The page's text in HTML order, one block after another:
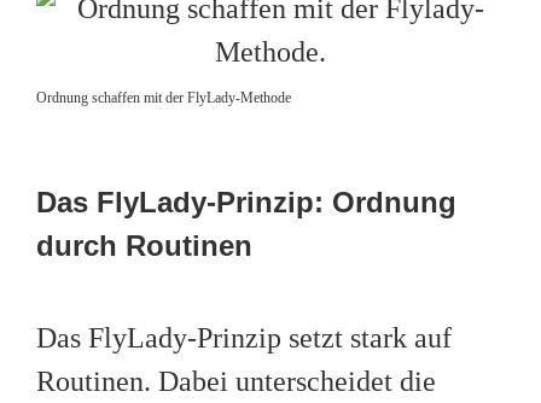
Ordnung schaffen mit der FlyLady-Methode
Das FlyLady-Prinzip: Ordnung
durch Routinen
Das FlyLady-Prinzip setzt stark auf
Routinen. Dabei unterscheidet die